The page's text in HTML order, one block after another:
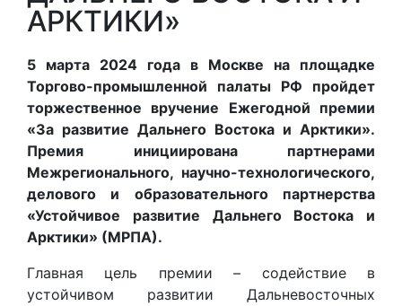
АРКТИКИ»
5 марта 2024 года в Москве на площадке
Торгово-промышленной палаты РФ пройдет
торжественное вручение Ежегодной премии
«За развитие Дальнего Востока и Арктики».
Премия инициирована партнерами
Межрегионального, научно-технологического,
делового и образовательного партнерства
«Устойчивое развитие Дальнего Востока и
Арктики» (МРПА).
Главная цель премии – содействие в
устойчивом развитии Дальневосточных